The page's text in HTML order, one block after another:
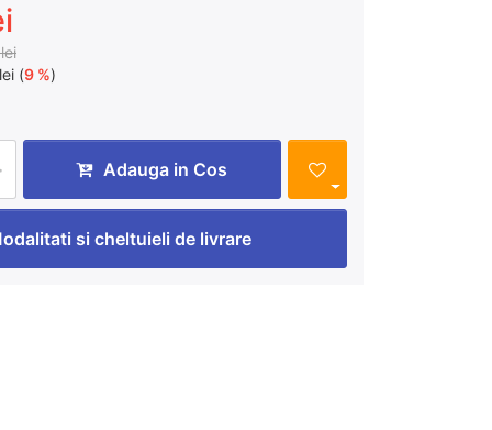
(9 %)
Adauga in Cos
si cheltuieli de livrare